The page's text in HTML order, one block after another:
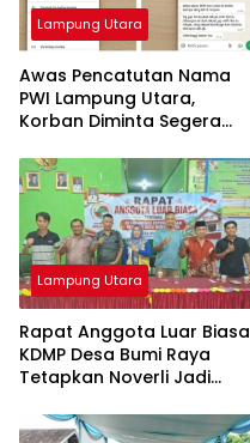
Lampung Utara
Awas Pencatutan Nama
PWI Lampung Utara,
Korban Diminta Segera
Lampung Utara
Rapat Anggota Luar Biasa
KDMP Desa Bumi Raya
Tetapkan Noverli Jadi